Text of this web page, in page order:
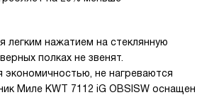
легким нажатием на стеклянную
полках не звенят.
не нагреваются
Миле KWT 7112 iG OBSISW оснащен